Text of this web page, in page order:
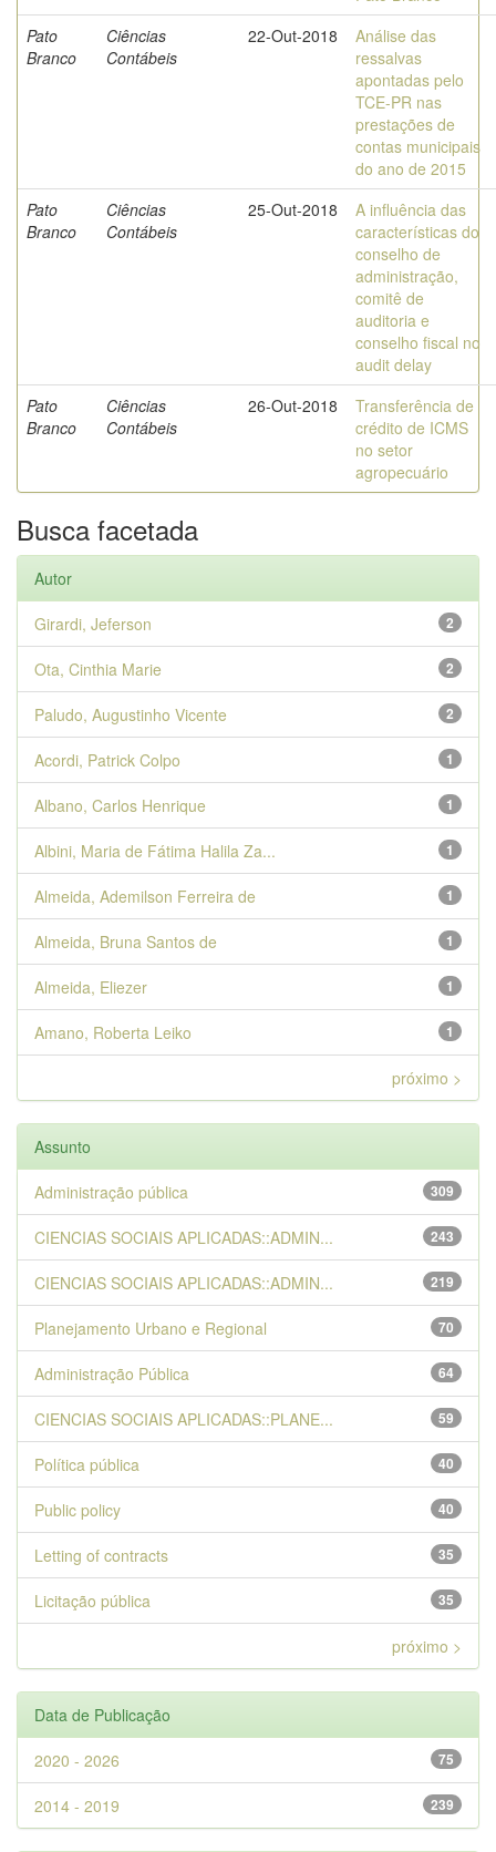
Pato
Branco
Ciências
Contábeis
22-Out-2018
Análise das
ressalvas
apontadas pelo
TCE-PR nas
prestações de
contas municipais
do ano de 2015
Pato
Branco
Ciências
Contábeis
25-Out-2018
A influência das
características do
conselho de
administração,
comitê de
auditoria e
conselho fiscal no
audit delay
Pato
Branco
Ciências
Contábeis
26-Out-2018
Transferência de
crédito de ICMS
no setor
agropecuário
Busca facetada
Autor
2
Girardi, Jeferson
2
Ota, Cinthia Marie
2
Paludo, Augustinho Vicente
1
Acordi, Patrick Colpo
1
Albano, Carlos Henrique
1
Albini, Maria de Fátima Halila Za...
1
Almeida, Ademilson Ferreira de
1
Almeida, Bruna Santos de
1
Almeida, Eliezer
1
Amano, Roberta Leiko
próximo >
Assunto
309
Administração pública
243
CIENCIAS SOCIAIS APLICADAS::ADMIN...
219
CIENCIAS SOCIAIS APLICADAS::ADMIN...
70
Planejamento Urbano e Regional
64
Administração Pública
59
CIENCIAS SOCIAIS APLICADAS::PLANE...
40
Política pública
40
Public policy
35
Letting of contracts
35
Licitação pública
próximo >
Data de Publicação
75
2020 - 2026
239
2014 - 2019